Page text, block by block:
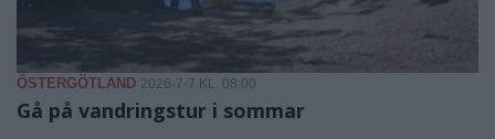
ÖSTERGÖTLAND 2026-7-7 KL. 08:00
Gå på vandringstur i sommar